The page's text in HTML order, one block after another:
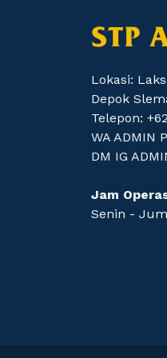
STP
Lokasi:
Depok
Telepon:
WA ADMIN
DM IG
Jam
Senin -